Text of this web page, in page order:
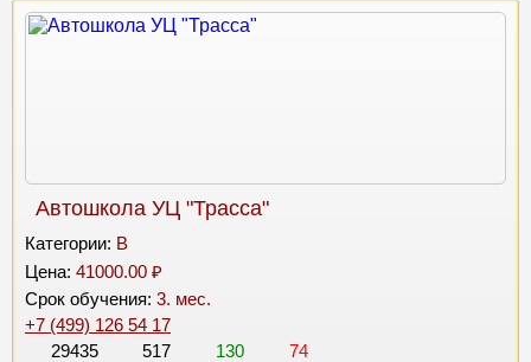
Автошкола УЦ "Трасса"
Категории: B
Цена: 41000.00 ₽
Срок обучения: 3. мес.
+7 (499) 126 54 17
29435
517 130
74